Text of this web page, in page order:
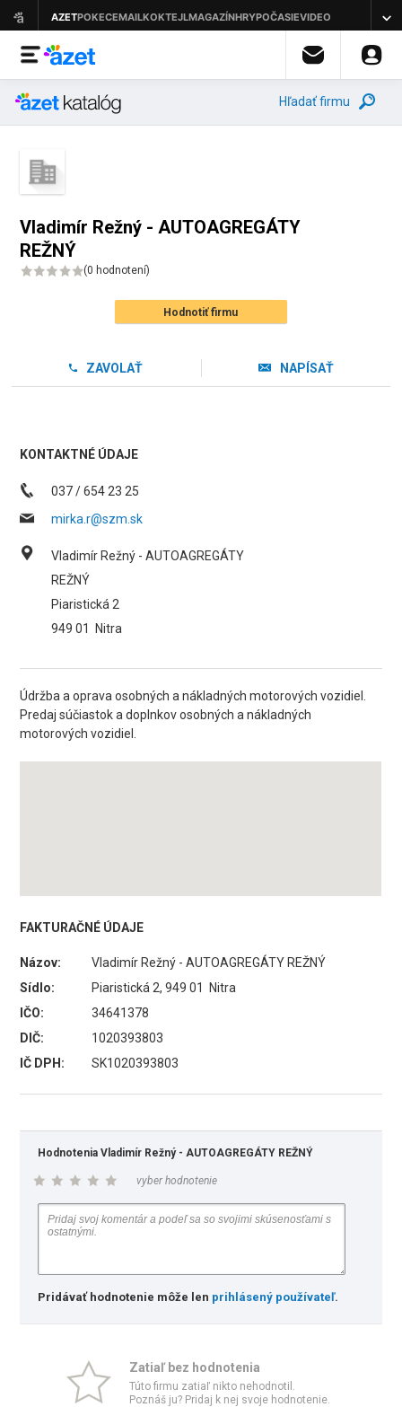
Hľadať firmu
Vladimír Režný - AUTOAGREGÁTY
REŽNÝ
(0 hodnotení)
Hodnotiť firmu
ZAVOLAŤ NAPÍSAŤ
KONTAKTNÉ ÚDAJE
037 / 654 23 25
mirka.r@szm.sk
Vladimír Režný - AUTOAGREGÁTY
REŽNÝ
Piaristická 2
949 01
Nitra
Údržba a oprava osobných a nákladných motorových vozidiel.
Predaj súčiastok a doplnkov osobných a nákladných
motorových vozidiel.
FAKTURAČNÉ ÚDAJE
Názov:
Vladimír Režný - AUTOAGREGÁTY REŽNÝ
Sídlo:
Piaristická 2, 949 01 Nitra
IČO:
34641378
DIČ:
1020393803
IČ DPH:
SK1020393803
Hodnotenia Vladimír Režný - AUTOAGREGÁTY REŽNÝ
vyber hodnotenie
Pridávať hodnotenie môže len prihlásený používateľ.
Zatiaľ bez hodnotenia
Túto firmu zatiaľ nikto nehodnotil.
Poznáš ju? Pridaj k nej svoje hodnotenie.